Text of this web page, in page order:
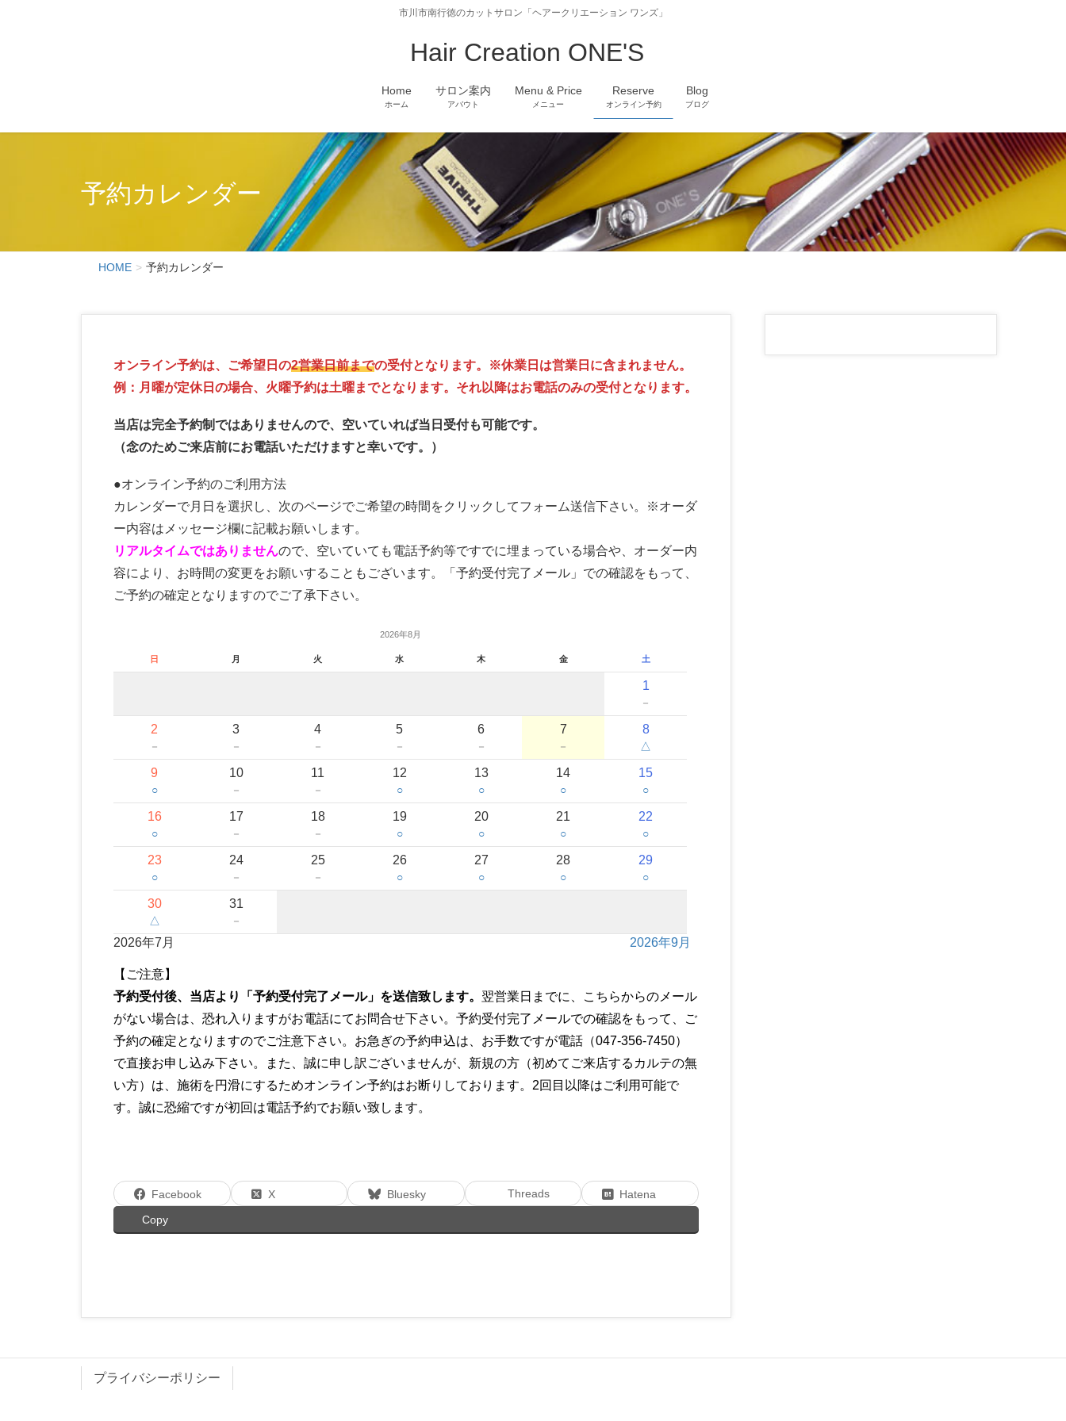
市川市南行徳のカットサロン「ヘアークリエーション ワンズ」
Hair Creation ONE'S
Home
ホーム
サロン案内
アバウト
Menu & Price
メニュー
Reserve
オンライン予約
Blog
ブログ
予約カレンダー
HOME 予約カレンダー
オンライン予約は、ご希望日の2営業日前までの受付となります。※休業日は営業日に含まれません。
例：月曜が定休日の場合、火曜予約は土曜までとなります。それ以降はお電話のみの受付となります。
当店は完全予約制ではありませんので、空いていれば当日受付も可能です。
（念のためご来店前にお電話いただけますと幸いです。）
●オンライン予約のご利用方法
カレンダーで月日を選択し、次のページでご希望の時間をクリックしてフォーム送信下さい。※オーダ
ー内容はメッセージ欄に記載お願いします。
リアルタイムではありませんので、空いていても電話予約等ですでに埋まっている場合や、オーダー内
容により、お時間の変更をお願いすることもございます。「予約受付完了メール」での確認をもって、
ご予約の確定となりますのでご了承下さい。
2026年8月
日 月 火 水 木 金 土
1
－
2
－
3
－
4
－
5
－
6
－
7
－
8
△
9
○
10
－
11
－
12
○
13
○
14
○
15
○
16
○
17
－
18
－
19
○
20
○
21
○
22
○
23
○
24
－
25
－
26
○
27
○
28
○
29
○
30
△
31
－
2026年7月 2026年9月
【ご注意】
予約受付後、当店より「予約受付完了メール」を送信致します。 翌営業日までに、こちらからのメール
がない場合は、恐れ入りますがお電話にてお問合せ下さい。予約受付完了メールでの確認をもって、ご
予約の確定となりますのでご注意下さい。お急ぎの予約申込は、お手数ですが電話（047-356-7450）
で直接お申し込み下さい。また、誠に申し訳ございませんが、新規の方（初めてご来店するカルテの無
い方）は、施術を円滑にするためオンライン予約はお断りしております。2回目以降はご利用可能で
す。誠に恐縮ですが初回は電話予約でお願い致します。
Facebook X Bluesky Threads
Hatena
Copy
プライバシーポリシー